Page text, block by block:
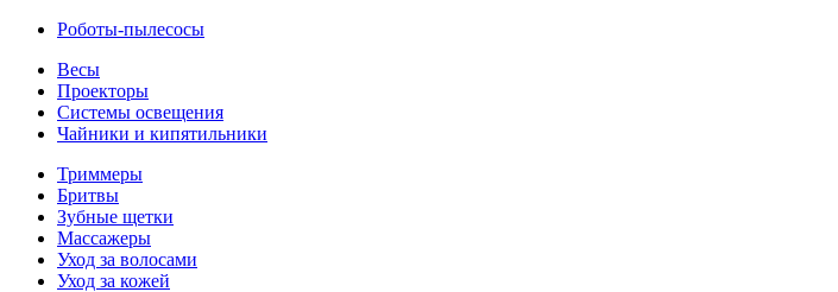
Роботы-пылесосы
Весы
Проекторы
Системы освещения
Чайники и кипятильники
Триммеры
Бритвы
Зубные щетки
Массажеры
Уход за волосами
Уход за кожей